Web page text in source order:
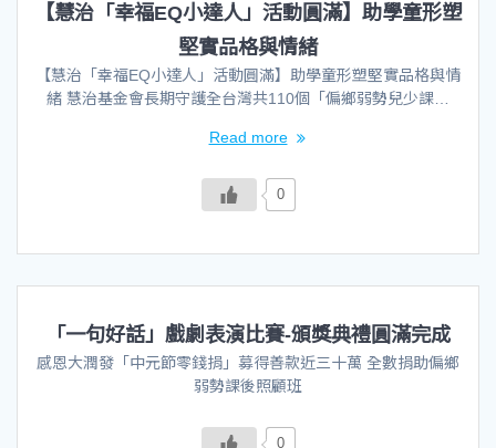
【慧治「幸福EQ小達人」活動圓滿】助學童形塑
堅實品格與情緒
【慧治「幸福EQ小達人」活動圓滿】助學童形塑堅實品格與情
緒 慧治基金會長期守護全台灣共110個「偏鄉弱勢兒少課…
Read more
0
「一句好話」戲劇表演比賽-頒獎典禮圓滿完成
感恩大潤發「中元節零錢捐」募得善款近三十萬 全數捐助偏鄉
弱勢課後照顧班
0